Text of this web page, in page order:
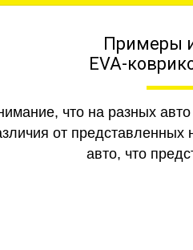
Примеры
EVA-
что на разных
от
авто, что